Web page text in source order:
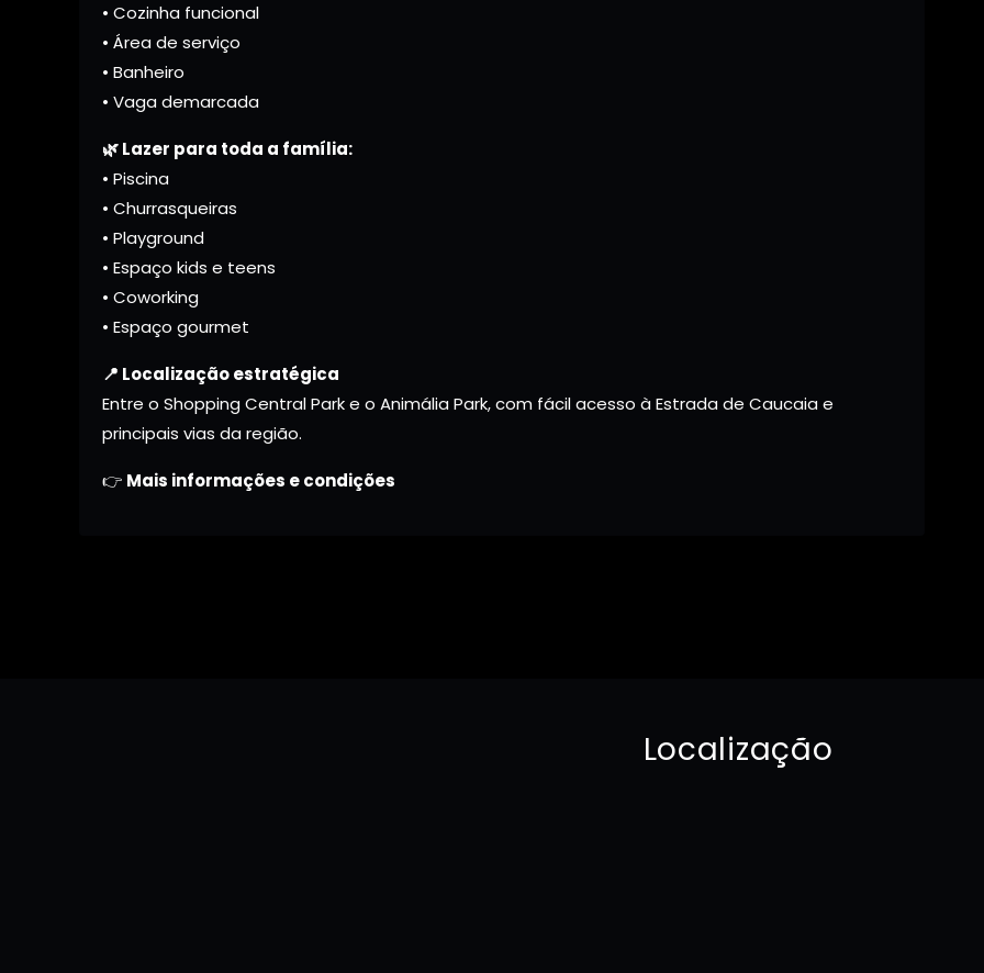
• Cozinha funcional
• Área de serviço
• Banheiro
• Vaga demarcada
🌿 Lazer para toda a família:
• Piscina
• Churrasqueiras
• Playground
• Espaço kids e teens
• Coworking
• Espaço gourmet
📍 Localização estratégica
Entre o Shopping Central Park e o Animália Park, com fácil acesso à Estrada de Caucaia e
principais vias da região.
👉 Mais informações e condições
Localização